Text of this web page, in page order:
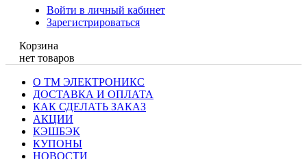
Войти в личный кабинет
Зарегистрироваться
Корзина
нет товаров
О ТМ ЭЛЕКТРОНИКС
ДОСТАВКА И ОПЛАТА
КАК СДЕЛАТЬ ЗАКАЗ
АКЦИИ
КЭШБЭК
КУПОНЫ
НОВОСТИ